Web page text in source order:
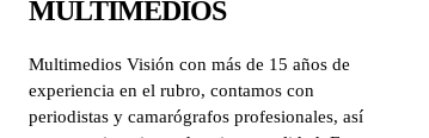
MULTIMEDIOS
Multimedios Visión con más de 15 años de
experiencia en el rubro, contamos con
periodistas y camarógrafos profesionales, así